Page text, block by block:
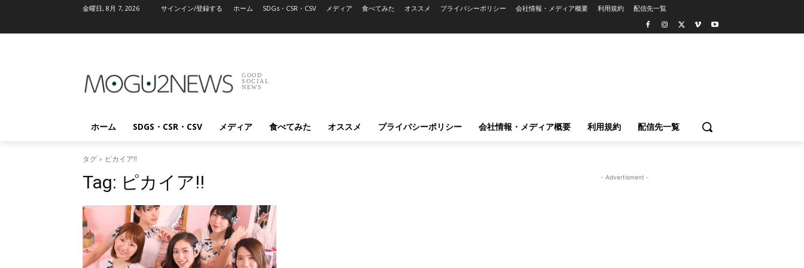
金曜日, 8月 7, 2026 サインイン/登録する ホーム SDGs・CSR・CSV メディア 食べてみた オススメ プライバシーポリシー 会社情報・メディア概要 利用規約 配信先一覧
GOOD
SOCIAL
NEWS
ホーム SDGS・CSR・CSV メディア 食べてみた オススメ プライバシーポリシー 会社情報・メディア概要 利用規約 配信先一覧
タグ ピカイア!!
Tag: ピカイア!! - Advertisment -